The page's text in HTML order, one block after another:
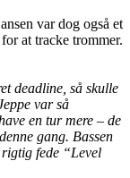
var dog også et
at tracke trommer.
deadline, så skulle
var så
en tur mere – de
gang. Bassen
fede “Level